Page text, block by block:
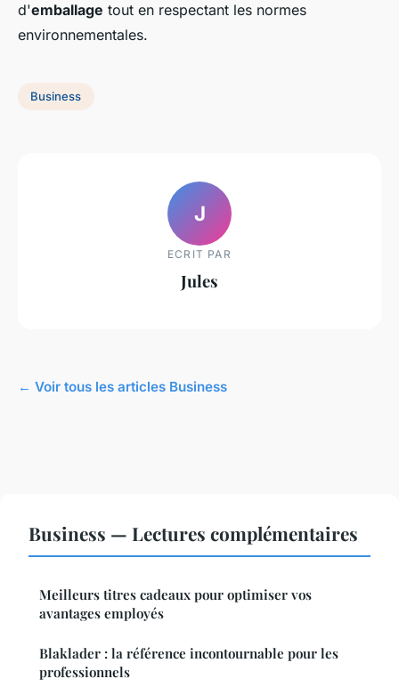
d'emballage tout en respectant les normes
environnementales.
Business
J
ECRIT PAR
Jules
← Voir tous les articles Business
Business — Lectures complémentaires
Meilleurs titres cadeaux pour optimiser vos
avantages employés
Blaklader : la référence incontournable pour les
professionnels